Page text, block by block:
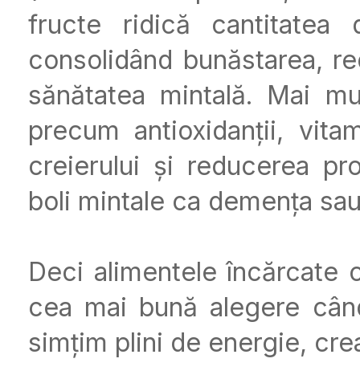
fructe ridică cantitatea
consolidând bunăstarea,
sănătatea mintală. Mai
precum antioxidanții,
creierului și reducerea
boli mintale ca demența
Deci alimentele încărcate
cea mai bună alegere
simțim plini de energie,